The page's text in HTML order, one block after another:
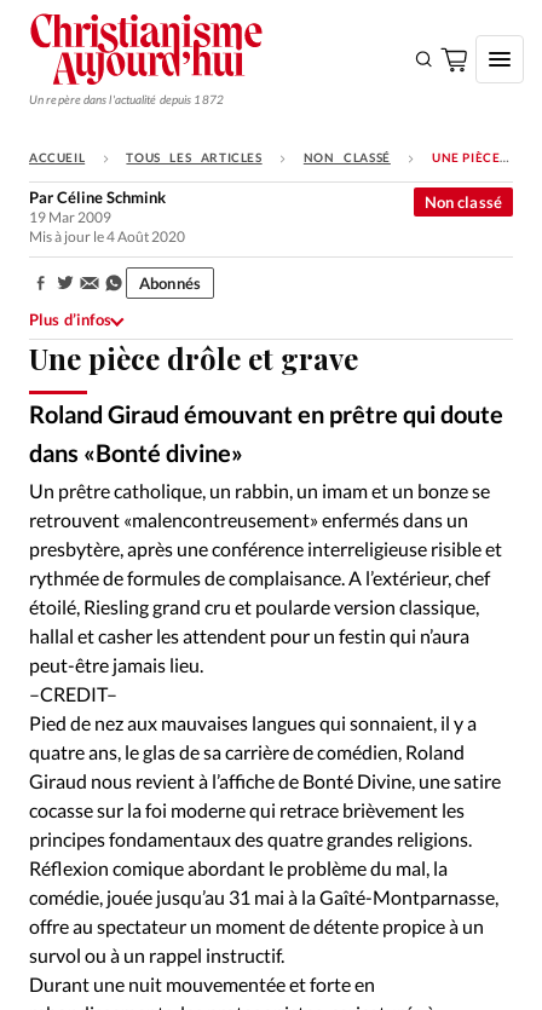
Un repère dans l'actualité depuis 1872
S'ABONNER
Monde
Opinions
Tous les articles
Faire un don
Emploi
Se connecter
Édition: Internationale
Devise: CHF
RUBRIQUES
Tous les articles
Actualité chrétienne
Actualité internationale
Dossier
Eglises Foi Génération réveil
Monde
Opinions
Publireportage
Relations Aujourd'hui
Société
Tour du monde des Eglises
Trait d'Ixène
Vécu
Vie Intérieure
ACCUEIL TOUS LES ARTICLES NON CLASSÉ UNE PIÈCE DRÔLE ET GRAVE
Une pièce drôle et grave
Roland Giraud émouvant en prêtre qui doute
dans «Bonté divine»
Non classé
ParCéline Schmink
19 Mar 2009
Mis à jour le 4 Août 2020
Partager:
Abonnés
Plus d’infos
Un prêtre catholique, un rabbin, un imam et un bonze se
retrouvent «malencontreusement» enfermés dans un
presbytère, après une conférence interreligieuse risible et
rythmée de formules de complaisance. A l’extérieur, chef
étoilé, Riesling grand cru et poularde version classique,
hallal et casher les attendent pour un festin qui n’aura
peut-être jamais lieu.
–CREDIT–
Pied de nez aux mauvaises langues qui sonnaient, il y a
quatre ans, le glas de sa carrière de comédien, Roland
Giraud nous revient à l’affiche de Bonté Divine, une satire
cocasse sur la foi moderne qui retrace brièvement les
principes fondamentaux des quatre grandes religions.
Réflexion comique abordant le problème du mal, la
comédie, jouée jusqu’au 31 mai à la Gaîté-Montparnasse,
offre au spectateur un moment de détente propice à un
survol ou à un rappel instructif.
Durant une nuit mouvementée et forte en